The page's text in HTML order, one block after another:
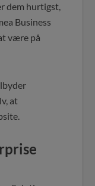
dem hurtigst,
Business
være på
at